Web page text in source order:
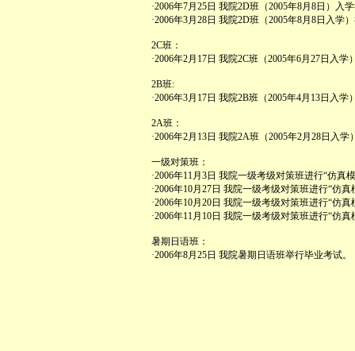
·2006年7月25日 我院2D班（2005年8月8日）入
·2006年3月28日 我院2D班（2005年8月8日入学
2C班：
·2006年2月17日 我院2C班（2005年6月27日入
2B班:
·2006年3月17日 我院2B班（2005年4月13日入
2A班：
·2006年2月13日 我院2A班（2005年2月28日入
一级对策班：
·2006年11月3日 我院一级考级对策班进行“仿真
·2006年10月27日 我院一级考级对策班进行“仿
·2006年10月20日 我院一级考级对策班进行“仿
·2006年11月10日 我院一级考级对策班进行“仿
暑期日语班：
·2006年8月25日 我院暑期日语班举行毕业考试。